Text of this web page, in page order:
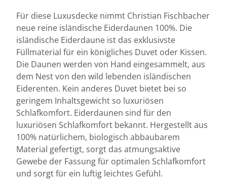
Für diese Luxusdecke nimmt Christian Fischbacher
neue reine isländische Eiderdaunen 100%. Die
isländische Eiderdaune ist das exklusivste
Füllmaterial für ein königliches Duvet oder Kissen.
Die Daunen werden von Hand eingesammelt, aus
dem Nest von den wild lebenden isländischen
Eiderenten. Kein anderes Duvet bietet bei so
geringem Inhaltsgewicht so luxuriösen
Schlafkomfort. Eiderdaunen sind für den
luxuriösen Schlafkomfort bekannt. Hergestellt aus
100% natürlichem, biologisch abbaubarem
Material gefertigt, sorgt das atmungsaktive
Gewebe der Fassung für optimalen Schlafkomfort
und sorgt für ein luftig leichtes Gefühl.